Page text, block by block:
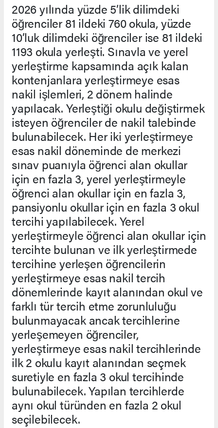
2026 yılında yüzde 5’lik dilimdeki
öğrenciler 81 ildeki 760 okula, yüzde
10’luk dilimdeki öğrenciler ise 81 ildeki
1193 okula yerleşti. Sınavla ve yerel
yerleştirme kapsamında açık kalan
kontenjanlara yerleştirmeye esas
nakil işlemleri, 2 dönem halinde
yapılacak. Yerleştiği okulu değiştirmek
isteyen öğrenciler de nakil talebinde
bulunabilecek. Her iki yerleştirmeye
esas nakil döneminde de merkezi
sınav puanıyla öğrenci alan okullar
için en fazla 3, yerel yerleştirmeyle
öğrenci alan okullar için en fazla 3,
pansiyonlu okullar için en fazla 3 okul
tercihi yapılabilecek. Yerel
yerleştirmeyle öğrenci alan okullar için
tercihte bulunan ve ilk yerleştirmede
tercihine yerleşen öğrencilerin
yerleştirmeye esas nakil tercih
dönemlerinde kayıt alanından okul ve
farklı tür tercih etme zorunluluğu
bulunmayacak ancak tercihlerine
yerleşemeyen öğrenciler,
yerleştirmeye esas nakil tercihlerinde
ilk 2 okulu kayıt alanından seçmek
suretiyle en fazla 3 okul tercihinde
bulunabilecek. Yapılan tercihlerde
aynı okul türünden en fazla 2 okul
seçilebilecek.